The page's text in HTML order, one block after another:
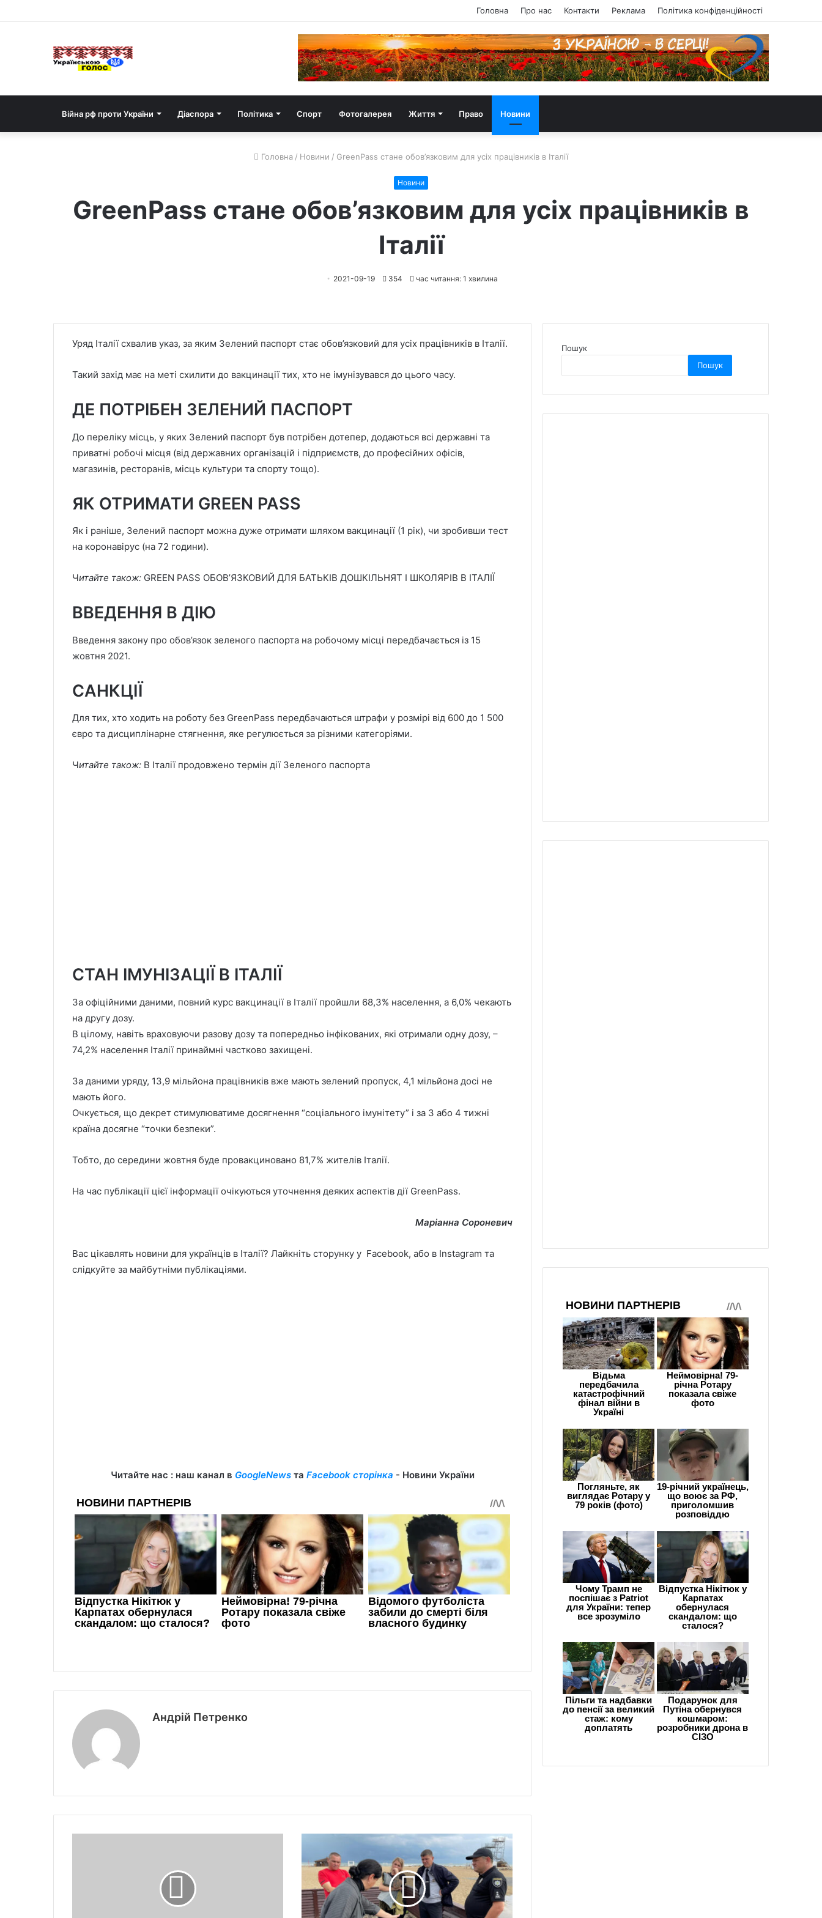
Головна Про нас Контакти Реклама Політика конфіденційності
Війна рф проти України Діаспора Політика Спорт Фотогалерея Життя Право Новини
Головна / Новини / GreenPass стане обов’язковим для усіх працівників в Італії
Новини
GreenPass стане обов’язковим для усіх працівників в
Італії
2021-09-19 354 час читання: 1 хвилина
Уряд Італії схвалив указ, за яким Зелений паспорт стає обов’язковий для усіх працівників в Італії.
Такий захід має на меті схилити до вакцинації тих, хто не імунізувався до цього часу.
ДЕ ПОТРІБЕН ЗЕЛЕНИЙ ПАСПОРТ
До переліку місць, у яких Зелений паспорт був потрібен дотепер, додаються всі державні та
приватні робочі місця (від державних організацій і підприємств, до професійних офісів,
магазинів, ресторанів, місць культури та спорту тощо).
ЯК ОТРИМАТИ GREEN PASS
Як і раніше, Зелений паспорт можна дуже отримати шляхом вакцинації (1 рік), чи зробивши тест
на коронавірус (на 72 години).
Читайте також: GREEN PASS ОБОВ’ЯЗКОВИЙ ДЛЯ БАТЬКІВ ДОШКІЛЬНЯТ І ШКОЛЯРІВ В ІТАЛІЇ
ВВЕДЕННЯ В ДІЮ
Введення закону про обов’язок зеленого паспорта на робочому місці передбачається із 15
жовтня 2021.
САНКЦІЇ
Для тих, хто ходить на роботу без GreenPass передбачаються штрафи у розмірі від 600 до 1 500
євро та дисциплінарне стягнення, яке регулюється за різними категоріями.
Читайте також: В Італії продовжено термін дії Зеленого паспорта
СТАН ІМУНІЗАЦІЇ В ІТАЛІЇ
За офіційними даними, повний курс вакцинації в Італії пройшли 68,3% населення, а 6,0% чекають
на другу дозу.
В цілому, навіть враховуючи разову дозу та попередньо інфікованих, які отримали одну дозу, –
74,2% населення Італії принаймні частково захищені.
За даними уряду, 13,9 мільйона працівників вже мають зелений пропуск, 4,1 мільйона досі не
мають його.
Очкується, що декрет стимулюватиме досягнення “соціального імунітету” і за 3 або 4 тижні
країна досягне “точки безпеки”.
Тобто, до середини жовтня буде провакциновано 81,7% жителів Італії.
На час публікації цієї інформації очікуються уточнення деяких аспектів дії GreenPass.
Маріанна Сороневич
Вас цікавлять новини для українців в Італії? Лайкніть сторунку у Facebook, або в Instagram та
слідкуйте за майбутніми публікаціями.
Читайте нас : наш канал в GoogleNewsта Facebook сторінка - Новини України
Андрій Петренко
Пошук
Пошук